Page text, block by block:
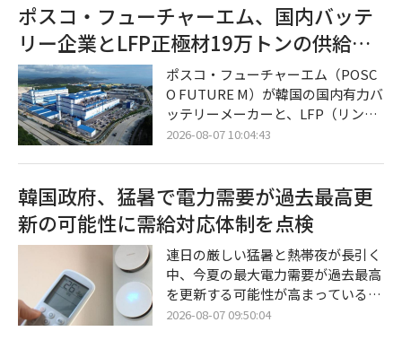
ポスコ・フューチャーエム、国内バッテ
リー企業とLFP正極材19万トンの供給契
約を締結
ポスコ・フューチャーエム（POSC
O FUTURE M）が韓国の国内有力バ
ッテリーメーカーと、LFP（リン酸
鉄リチウム）用正極材の大規模な長
合意は、北米におけるエネルギー貯
蔵システム（ESS）の爆発的な需要
に先手を打って対応するために締結
されたものである。ポスコ・フュー
チャーエムは来年から2032年までの
6年間、19万トン以上のLFP用正極
材を同バッテリー企業に供給する予
2026-08-07 10:04:43
韓国政府、猛暑で電力需要が過去最高更
新の可能性に需給対応体制を点検
連日の厳しい猛暑と熱帯夜が長引く
中、今夏の最大電力需要が過去最高
を更新する可能性が高まっている。
韓国政府は、夏季休暇の消化後に産
2026-08-07 09:50:04